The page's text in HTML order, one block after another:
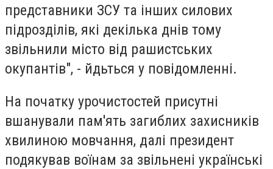
представники ЗСУ та інших силових
підрозділів, які декілька днів тому
звільнили місто від рашистських
окупантів", - йдьться у повідомленні.
На початку урочистостей присутні
вшанували пам'ять загиблих захисників
хвилиною мовчання, далі президент
подякував воїнам за звільнені українські